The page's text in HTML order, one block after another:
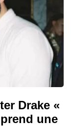
Drake «
une